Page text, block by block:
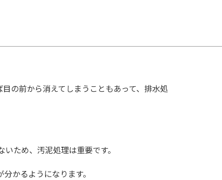
の前から消えてしまうこともあって、排水処
ため、汚泥処理は重要です。
かるようになります。